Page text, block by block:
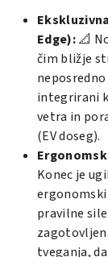
Edge):📐
čim bližje
integrirani
vetra in
(EV doseg).
Konec je
pravilne
tveganja,